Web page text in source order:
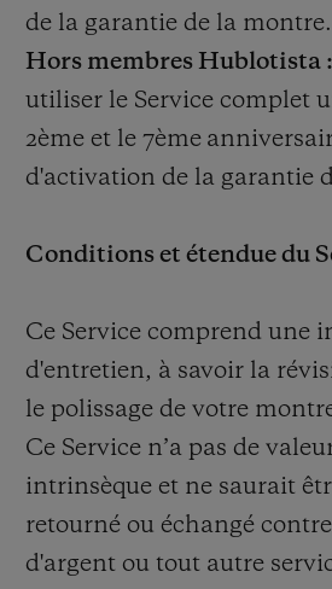
de la garantie de la montre.
Hors membres Hublotista :
utiliser le Service complet
2ème et le 7ème
d'activation de la garantie
Conditions et étendue du
Ce Service comprend une
d'entretien, à savoir la
le polissage de votre
Ce Service n’a pas de
intrinsèque et ne saurait
retourné ou échangé
d'argent ou tout autre